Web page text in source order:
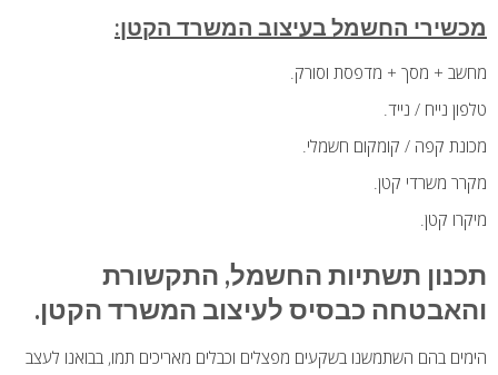
מכשירי החשמל בעיצוב המשרד הקטן:
מחשב + מסך + מדפסת וסורק.
טלפון נייח / נייד.
מכונת קפה / קומקום חשמלי.
מקרר משרדי קטן.
מיקרו קטן.
תכנון תשתיות החשמל, התקשורת
והאבטחה כבסיס לעיצוב המשרד הקטן.
הימים בהם השתמשנו בשקעים מפצלים וכבלים מאריכים תמו, בבואנו לעצב